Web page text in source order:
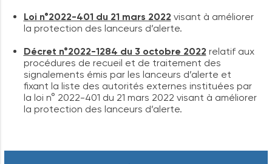
Loi n°2022-401 du 21 mars 2022 visant à améliorer
la protection des lanceurs d’alerte.
Décret n°2022-1284 du 3 octobre 2022 relatif aux
procédures de recueil et de traitement des
signalements émis par les lanceurs d’alerte et
fixant la liste des autorités externes instituées par
la loi n° 2022-401 du 21 mars 2022 visant à améliorer
la protection des lanceurs d’alerte.